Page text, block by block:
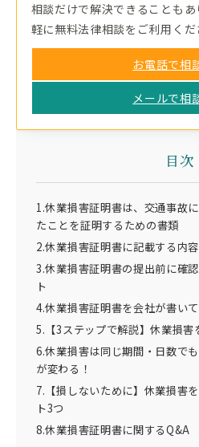
相談だけで解決できることも
軽に無料法律相談をご利用くだ
お電話で相
メールで相
目次
1.休業損害証明書は、交通事故
たことを証明するための書類
2.休業損害証明書に記載する内
3.休業損害証明書の提出前に確
ト
4.休業損害証明書を会社が書い
5.【3ステップで解説】休業損害
6.休業損害は同じ期間・日数で
が変わる！
7.【損しないために】休業損害
ト3つ
8.休業損害証明書に関するQ&A